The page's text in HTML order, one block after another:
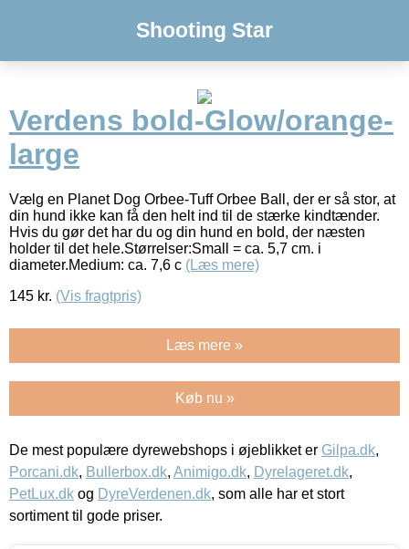
Shooting Star
Verdens bold-Glow/orange-
large
Vælg en Planet Dog Orbee-Tuff Orbee Ball, der er så stor, at
din hund ikke kan få den helt ind til de stærke kindtænder.
Hvis du gør det har du og din hund en bold, der næsten
holder til det hele.Størrelser:Small = ca. 5,7 cm. i
diameter.Medium: ca. 7,6 c (Læs mere)
145 kr. (Vis fragtpris)
Læs mere »
Køb nu »
De mest populære dyrewebshops i øjeblikket er Gilpa.dk,
Porcani.dk, Bullerbox.dk, Animigo.dk, Dyrelageret.dk,
PetLux.dk og DyreVerdenen.dk, som alle har et stort
sortiment til gode priser.